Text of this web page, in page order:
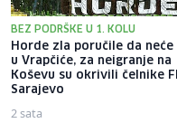
BEZ PODRŠKE U 1. KOLU
Horde zla poručile da neće
u Vrapčiće, za neigranje na
Koševu su okrivili čelnike
Sarajevo
2 sata